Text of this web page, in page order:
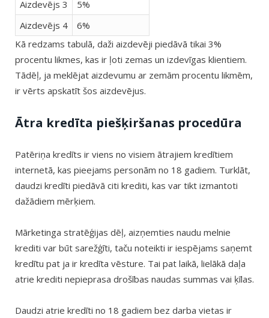
Aizdevējs 3
5%
Aizdevējs 4
6%
Kā redzams tabulā, daži aizdevēji piedāvā tikai 3%
procentu likmes, kas ir ļoti zemas un izdevīgas klientiem.
Tādēļ, ja meklējat aizdevumu ar zemām procentu likmēm,
ir vērts apskatīt šos aizdevējus.
Ātra kredīta piešķiršanas procedūra
Patēriņa kredīts ir viens no visiem ātrajiem kredītiem
internetā, kas pieejams personām no 18 gadiem. Turklāt,
daudzi kredīti piedāvā citi krediti, kas var tikt izmantoti
dažādiem mērķiem.
Mārketinga stratēģijas dēļ, aizņemties naudu melnie
krediti var būt sarežģīti, taču noteikti ir iespējams saņemt
kredītu pat ja ir kredīta vēsture. Tai pat laikā, lielākā daļa
atrie krediti nepieprasa drošības naudas summas vai ķīlas.
Daudzi atrie kredīti no 18 gadiem bez darba vietas ir